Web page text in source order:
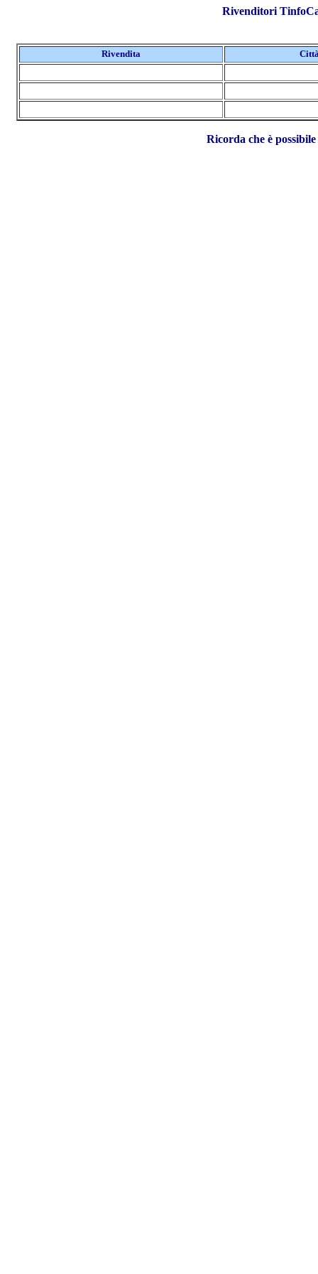
Rivenditori
Rivendita
Ricorda che è